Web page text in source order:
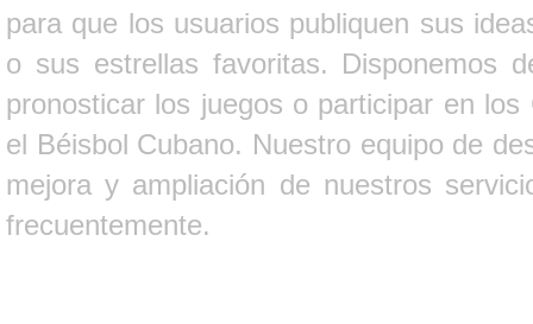
para que los usuarios publiquen sus
o sus estrellas favoritas. Disponemos
pronosticar los juegos o participar en
el Béisbol Cubano. Nuestro equipo de
mejora y ampliación de nuestros
frecuentemente.